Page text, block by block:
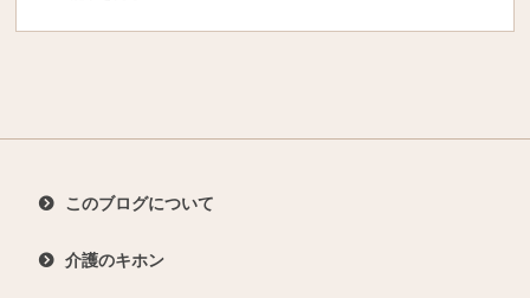
このブログについて
介護のキホン